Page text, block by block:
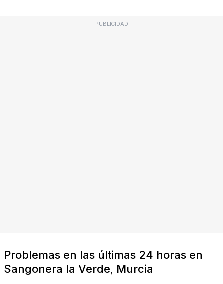
PUBLICIDAD
Problemas en las últimas 24 horas en
Sangonera la Verde, Murcia